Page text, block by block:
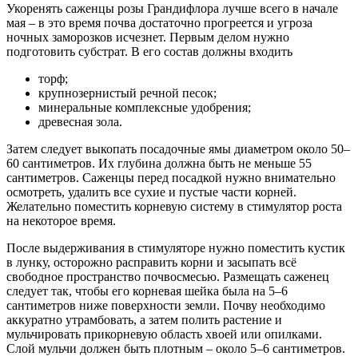
Укоренять саженцы розы Грандифлора лучше всего в начале
мая – в это время почва достаточно прогреется и угроза
ночных заморозков исчезнет. Первым делом нужно
подготовить субстрат. В его состав должны входить
торф;
крупнозернистый речной песок;
минеральные комплексные удобрения;
древесная зола.
Затем следует выкопать посадочные ямы диаметром около 50–
60 сантиметров. Их глубина должна быть не меньше 55
сантиметров. Саженцы перед посадкой нужно внимательно
осмотреть, удалить все сухие и пустые части корней.
Желательно поместить корневую систему в стимулятор роста
на некоторое время.
После выдерживания в стимуляторе нужно поместить кустик
в лунку, осторожно расправить корни и засыпать всё
свободное пространство почвосмесью. Размещать саженец
следует так, чтобы его корневая шейка была на 5–6
сантиметров ниже поверхности земли. Почву необходимо
аккуратно утрамбовать, а затем полить растение и
мульчировать прикорневую область хвоей или опилками.
Слой мульчи должен быть плотным – около 5–6 сантиметров.